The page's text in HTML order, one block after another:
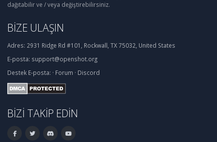
dağıtabilir ve / veya değiştirebilirsiniz.
BIZE ULAŞIN
Adres: 2931 Ridge Rd #101, Rockwall, TX 75032, United States
E-posta: support@openshot.org
Destek E-posta: · Forum · Discord
BIZI TAKIP EDIN